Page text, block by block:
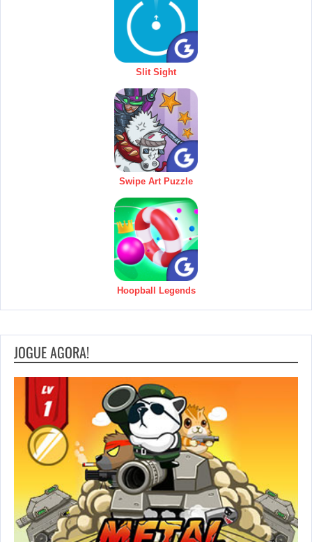
Slit Sight
Swipe Art Puzzle
Hoopball Legends
JOGUE AGORA!